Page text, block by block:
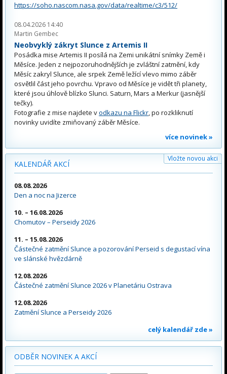
https://soho.nascom.nasa.gov/data/realtime/c3/512/
08.04.2026 14:40
Martin Gembec
Neobvyklý zákryt Slunce z Artemis II
Posádka mise Artemis II posílá na Zemi unikátní snímky Země i
Měsíce. Jeden z nejpozoruhodnějších je zvláštní zatmění, kdy
Měsíc zakryl Slunce, ale srpek Země ležící vlevo mimo záběr
osvětlil část jeho povrchu. Vpravo od Měsíce je vidět tři planety,
které jsou úhlově blízko Slunci. Saturn, Mars a Merkur (jasnější
tečky).
Fotografie z mise najdete vodkazu na Flickr, po rozkliknutí
novinky uvidíte zmiňovaný záběr Měsíce.
více novinek »
KALENDÁŘ AKCÍ
Vložte novou akci
08.08.2026
Den a noc na Jizerce
10. – 16.08.2026
Chomutov – Perseidy 2026
11. – 15.08.2026
Částečné zatmění Slunce a pozorování Perseid s degustací vína
ve slánské hvězdárně
12.08.2026
Částečné zatmění Slunce 2026 v Planetáriu Ostrava
12.08.2026
Zatmění Slunce a Perseidy 2026
celý kalendář zde »
ODBĚR NOVINEK A AKCÍ